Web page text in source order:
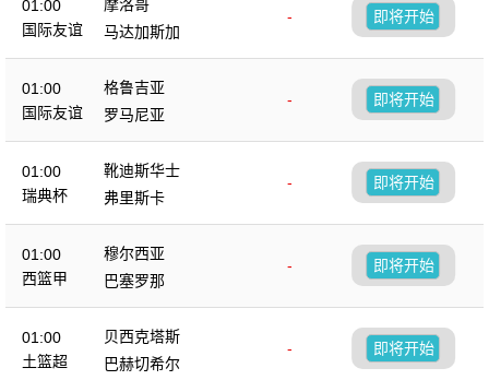
01:00
国际友谊
摩洛哥
-
马达加斯加
即将开始
01:00
国际友谊
格鲁吉亚
-
罗马尼亚
即将开始
01:00
瑞典杯
靴迪斯华士
-
弗里斯卡
即将开始
01:00
西篮甲
穆尔西亚
-
巴塞罗那
即将开始
01:00
土篮超
贝西克塔斯
-
巴赫切希尔
即将开始